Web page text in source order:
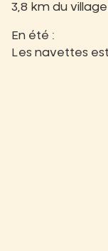
3,8 km du
En été :
Les navettes